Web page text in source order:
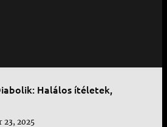
Halálos ítéletek,
23, 2025